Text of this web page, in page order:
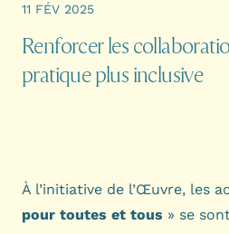
11 FÉV 2025
Renforcer les
pratique plus inclusive
À l’initiative de l’Œuvre, les
pour toutes et tous » se